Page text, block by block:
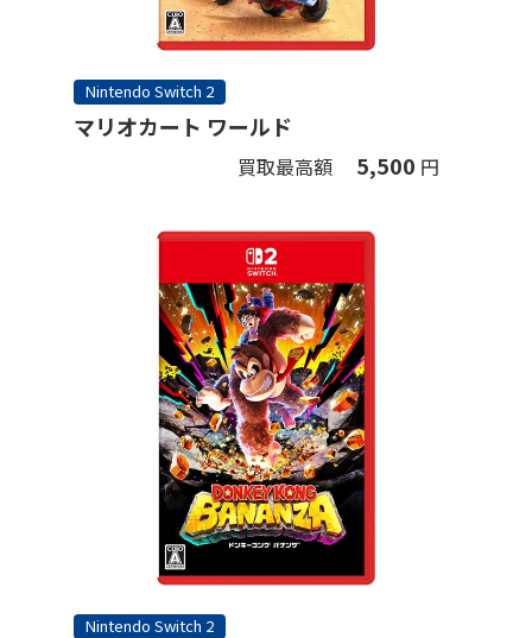
Nintendo Switch 2
マリオカート ワールド
買取最高額 5,500 円
Nintendo Switch 2